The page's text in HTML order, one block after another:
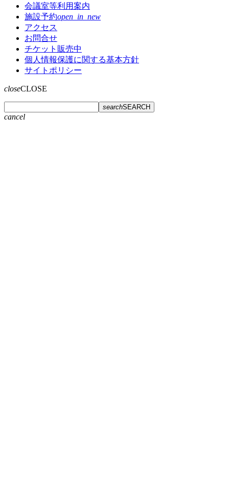
会議室等利用案内
施設予約open_in_new
アクセス
お問合せ
チケット販売中
個人情報保護に関する基本方針
サイトポリシー
closeCLOSE
searchSEARCH
cancel